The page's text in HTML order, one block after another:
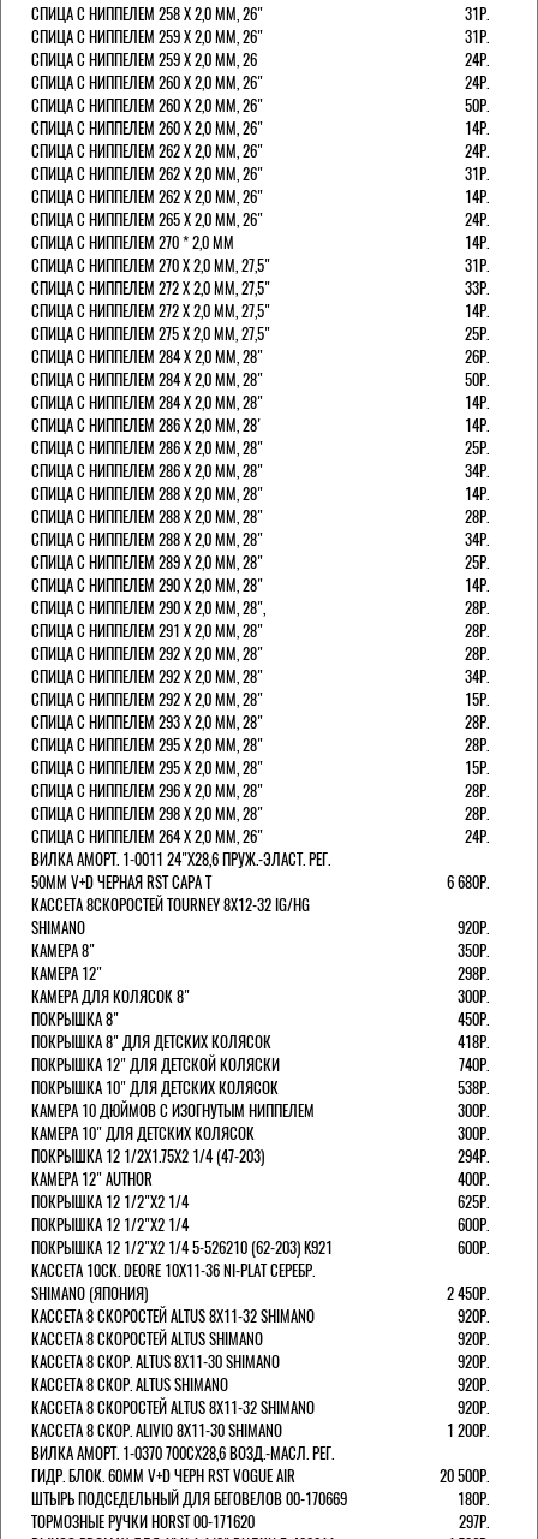
СПИЦА С НИППЕЛЕМ 258 Х 2,0 ММ, 26"
31Р.
СПИЦА С НИППЕЛЕМ 259 Х 2,0 ММ, 26"
31Р.
СПИЦА С НИППЕЛЕМ 259 Х 2,0 ММ, 26
24Р.
СПИЦА С НИППЕЛЕМ 260 Х 2,0 ММ, 26"
24Р.
СПИЦА С НИППЕЛЕМ 260 Х 2,0 ММ, 26"
50Р.
СПИЦА С НИППЕЛЕМ 260 Х 2,0 ММ, 26"
14Р.
СПИЦА С НИППЕЛЕМ 262 Х 2,0 ММ, 26"
24Р.
СПИЦА С НИППЕЛЕМ 262 Х 2,0 ММ, 26"
31Р.
СПИЦА С НИППЕЛЕМ 262 Х 2,0 ММ, 26"
14Р.
СПИЦА С НИППЕЛЕМ 265 Х 2,0 ММ, 26"
24Р.
СПИЦА С НИППЕЛЕМ 270 * 2,0 ММ
14Р.
СПИЦА С НИППЕЛЕМ 270 Х 2,0 ММ, 27,5"
31Р.
СПИЦА С НИППЕЛЕМ 272 Х 2,0 ММ, 27,5"
33Р.
СПИЦА С НИППЕЛЕМ 272 Х 2,0 ММ, 27,5"
14Р.
СПИЦА С НИППЕЛЕМ 275 Х 2,0 ММ, 27,5"
25Р.
СПИЦА С НИППЕЛЕМ 284 Х 2,0 ММ, 28"
26Р.
СПИЦА С НИППЕЛЕМ 284 Х 2,0 ММ, 28"
50Р.
СПИЦА С НИППЕЛЕМ 284 Х 2,0 ММ, 28"
14Р.
СПИЦА С НИППЕЛЕМ 286 Х 2,0 ММ, 28'
14Р.
СПИЦА С НИППЕЛЕМ 286 Х 2,0 ММ, 28"
25Р.
СПИЦА С НИППЕЛЕМ 286 Х 2,0 ММ, 28"
34Р.
СПИЦА С НИППЕЛЕМ 288 Х 2,0 ММ, 28"
14Р.
СПИЦА С НИППЕЛЕМ 288 Х 2,0 ММ, 28"
28Р.
СПИЦА С НИППЕЛЕМ 288 Х 2,0 ММ, 28"
34Р.
СПИЦА С НИППЕЛЕМ 289 Х 2,0 ММ, 28"
25Р.
СПИЦА С НИППЕЛЕМ 290 Х 2,0 ММ, 28"
14Р.
СПИЦА С НИППЕЛЕМ 290 Х 2,0 ММ, 28",
28Р.
СПИЦА С НИППЕЛЕМ 291 Х 2,0 ММ, 28"
28Р.
СПИЦА С НИППЕЛЕМ 292 Х 2,0 ММ, 28"
28Р.
СПИЦА С НИППЕЛЕМ 292 Х 2,0 ММ, 28"
34Р.
СПИЦА С НИППЕЛЕМ 292 Х 2,0 ММ, 28"
15Р.
СПИЦА С НИППЕЛЕМ 293 Х 2,0 ММ, 28"
28Р.
СПИЦА С НИППЕЛЕМ 295 Х 2,0 ММ, 28"
28Р.
СПИЦА С НИППЕЛЕМ 295 Х 2,0 ММ, 28"
15Р.
СПИЦА С НИППЕЛЕМ 296 Х 2,0 ММ, 28"
28Р.
СПИЦА С НИППЕЛЕМ 298 Х 2,0 ММ, 28"
28Р.
СПИЦА С НИППЕЛЕМ 264 Х 2,0 ММ, 26"
24Р.
ВИЛКА АМОРТ. 1-0011 24"Х28,6 ПРУЖ.-ЭЛАСТ. РЕГ.
50ММ V+D ЧЕРНАЯ RST CAPA Т
6 680Р.
КАССЕТА 8СКОРОСТЕЙ TOURNEY 8Х12-32 IG/HG
SHIMANO
920Р.
КАМЕРА 8"
350Р.
КАМЕРА 12"
298Р.
КАМЕРА ДЛЯ КОЛЯСОК 8"
300Р.
ПОКРЫШКА 8"
450Р.
ПОКРЫШКА 8" ДЛЯ ДЕТСКИХ КОЛЯСОК
418Р.
ПОКРЫШКА 12" ДЛЯ ДЕТСКОЙ КОЛЯСКИ
740Р.
ПОКРЫШКА 10" ДЛЯ ДЕТСКИХ КОЛЯСОК
538Р.
КАМЕРА 10 ДЮЙМОВ С ИЗОГНУТЫМ НИППЕЛЕМ
300Р.
КАМЕРА 10" ДЛЯ ДЕТСКИХ КОЛЯСОК
300Р.
ПОКРЫШКА 12 1/2X1.75X2 1/4 (47-203)
294Р.
КАМЕРА 12" AUTHOR
400Р.
ПОКРЫШКА 12 1/2"Х2 1/4
625Р.
ПОКРЫШКА 12 1/2"Х2 1/4
600Р.
ПОКРЫШКА 12 1/2"Х2 1/4 5-526210 (62-203) K921
600Р.
КАССЕТА 10СК. DEORE 10Х11-36 NI-PLAT СЕРЕБР.
SHIMANO (ЯПОНИЯ)
2 450Р.
КАССЕТА 8 СКОРОСТЕЙ ALTUS 8Х11-32 SHIMANO
920Р.
КАССЕТА 8 СКОРОСТЕЙ ALTUS SHIMANO
920Р.
КАССЕТА 8 СКОР. ALTUS 8Х11-30 SHIMANO
920Р.
КАССЕТА 8 СКОР. ALTUS SHIMANO
920Р.
КАССЕТА 8 СКОРОСТЕЙ ALTUS 8Х11-32 SHIMANO
920Р.
КАССЕТА 8 СКОР. ALIVIO 8Х11-30 SHIMANO
1 200Р.
ВИЛКА АМОРТ. 1-0370 700СХ28,6 ВОЗД.-МАСЛ. РЕГ.
ГИДР. БЛОК. 60ММ V+D ЧЕРН RST VOGUE AIR
20 500Р.
ШТЫРЬ ПОДСЕДЕЛЬНЫЙ ДЛЯ БЕГОВЕЛОВ 00-170669
180Р.
ТОРМОЗНЫЕ РУЧКИ HORST 00-171620
297Р.